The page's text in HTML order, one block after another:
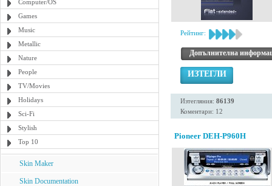
Computer/OS
Games
Music
Metallic
Nature
People
TV/Movies
Holidays
Sci-Fi
Stylish
Top 10
Skin Maker
Skin Documentation
Рейтинг:
Допълнителна
ИЗТЕГЛИ
Изтегляния: 86139
Коментари: 12
Pioneer DEH-P960H